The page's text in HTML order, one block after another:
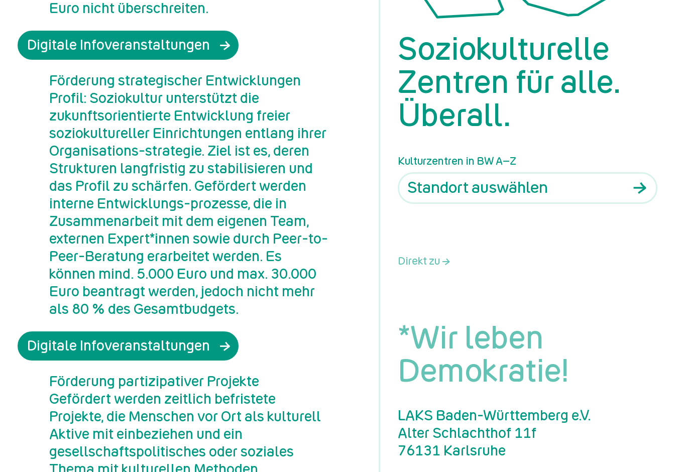
Euro nicht überschreiten.
Digitale Infoveranstaltungen
Förderung strategischer Entwicklungen
Profil: Soziokultur unterstützt die
zukunftsorientierte Entwicklung freier
soziokultureller Einrichtungen entlang ihrer
Organisations-strategie. Ziel ist es, deren
Strukturen langfristig zu stabilisieren und
das Profil zu schärfen. Gefördert werden
interne Entwicklungs-prozesse, die in
Zusammenarbeit mit dem eigenen Team,
externen Expert*innen sowie durch Peer-to-
Peer-Beratung erarbeitet werden. Es
können mind. 5.000 Euro und max. 30.000
Euro beantragt werden, jedoch nicht mehr
als 80 % des Gesamtbudgets.
Digitale Infoveranstaltungen
Förderung partizipativer Projekte
Gefördert werden zeitlich befristete
Projekte, die Menschen vor Ort als kulturell
Aktive mit einbeziehen und ein
gesellschaftspolitisches oder soziales
Soziokulturelle
Zentren für alle.
Überall.
Kulturzentren in BW A–Z
Direkt zu →
*Wir leben
Demokratie!
LAKS Baden-Württemberg e.V.
Alter Schlachthof 11f
76131 Karlsruhe